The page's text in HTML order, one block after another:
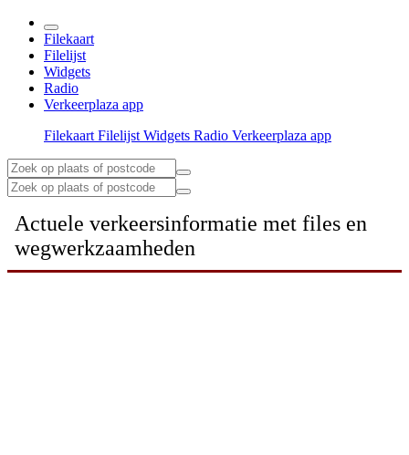
Filekaart
Filelijst
Widgets
Radio
Verkeerplaza app
Filekaart Filelijst Widgets Radio Verkeerplaza app
Actuele verkeersinformatie met files en
wegwerkzaamheden